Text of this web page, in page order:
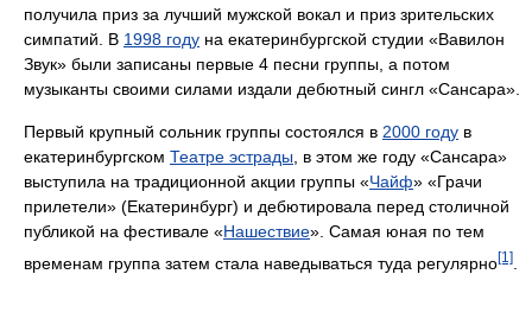
получила приз за лучший мужской вокал и приз зрительских
симпатий. В 1998 году на екатеринбургской студии «Вавилон
Звук» были записаны первые 4 песни группы, а потом
музыканты своими силами издали дебютный сингл «Сансара».
Первый крупный сольник группы состоялся в 2000 году в
екатеринбургском Театре эстрады , в этом же году «Сансара»
выступила на традиционной акции группы «Чайф» «Грачи
прилетели» (Екатеринбург) и дебютировала перед столичной
публикой на фестивале «Нашествие». Самая юная по тем
временам группа затем стала наведываться туда регулярно[1]